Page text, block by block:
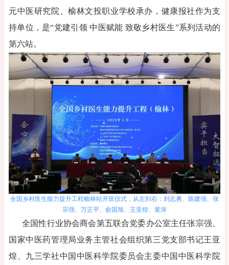
元中医研究院、榆林文投职业学校承办，健康报社作为支
持单位，是“党建引领 中医赋能 致敬乡村医生”系列活动的
第六站。
全国乡村医生能力提升工程榆林站开班仪式，从左到右：刘志勇、陈建强、张
宗强、万正平、俞国旭、王亚煌、黄涛
全国性行业协会商会第五联合党委办公室主任张宗强、
国家中医药管理局业务主管社会组织第三党支部书记王亚
煌、九三学社中国中医科学院委员会主委中国中医科学院